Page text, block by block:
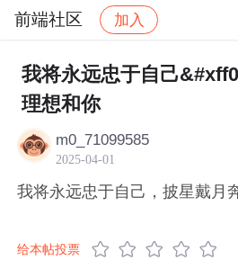
前端社区 加入
社区 前端社区 感慨
我将永远忠于自己
理想和你
m0_71099585
2025-04-01
我将永远忠于自己，披星戴月
给本帖投票